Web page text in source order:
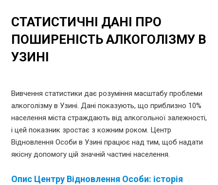
СТАТИСТИЧНІ ДАНІ ПРО
ПОШИРЕНІСТЬ АЛКОГОЛІЗМУ В
УЗИНІ
Вивчення статистики дає розуміння масштабу проблеми
алкоголізму в Узині. Дані показують, що приблизно 10%
населення міста страждають від алкогольної залежності,
і цей показник зростає з кожним роком. Центр
Відновлення Особи в Узині працює над тим, щоб надати
якісну допомогу цій значній частині населення.
Опис Центру Відновлення Особи: історія